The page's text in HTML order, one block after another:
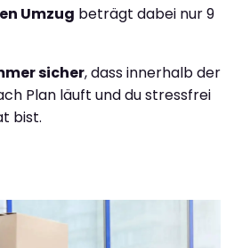
Umzug beträgt dabei nur 9
sicher, dass innerhalb der
Plan läuft und du stressfrei
bist.